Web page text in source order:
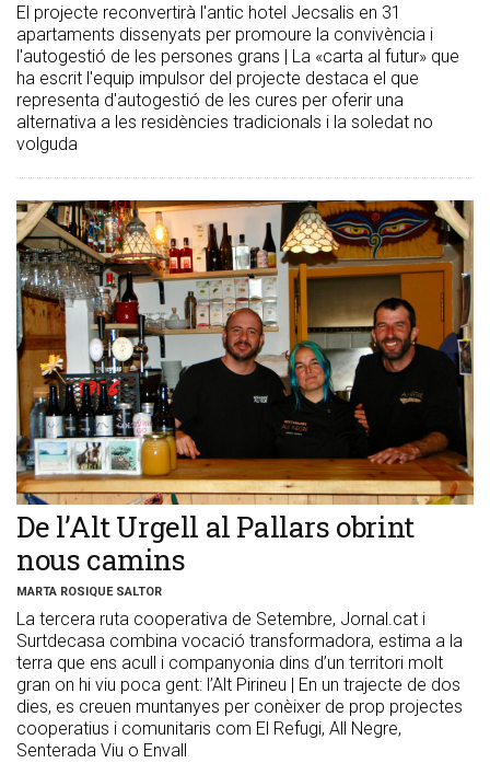
El projecte reconvertirà l'antic hotel Jecsalis en 31
apartaments dissenyats per promoure la convivència i
l'autogestió de les persones grans | La «carta al futur» que
ha escrit l'equip impulsor del projecte destaca el que
representa d'autogestió de les cures per oferir una
alternativa a les residències tradicionals i la soledat no
volguda
De l’Alt Urgell al Pallars obrint
nous camins
MARTA ROSIQUE SALTOR
La tercera ruta cooperativa de Setembre, Jornal.cat i
Surtdecasa combina vocació transformadora, estima a la
terra que ens acull i companyonia dins d’un territori molt
gran on hi viu poca gent: l’Alt Pirineu | En un trajecte de dos
dies, es creuen muntanyes per conèixer de prop projectes
cooperatius i comunitaris com El Refugi, All Negre,
Senterada Viu o Envall